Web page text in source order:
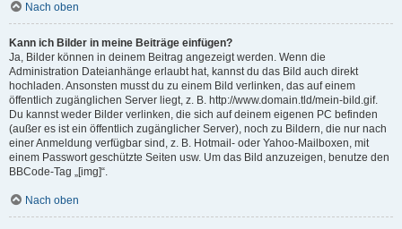
Nach oben
Kann ich Bilder in meine Beiträge einfügen?
Ja, Bilder können in deinem Beitrag angezeigt werden. Wenn die
Administration Dateianhänge erlaubt hat, kannst du das Bild auch direkt
hochladen. Ansonsten musst du zu einem Bild verlinken, das auf einem
öffentlich zugänglichen Server liegt, z. B. http://www.domain.tld/mein-bild.gif.
Du kannst weder Bilder verlinken, die sich auf deinem eigenen PC befinden
(außer es ist ein öffentlich zugänglicher Server), noch zu Bildern, die nur nach
einer Anmeldung verfügbar sind, z. B. Hotmail- oder Yahoo-Mailboxen, mit
einem Passwort geschützte Seiten usw. Um das Bild anzuzeigen, benutze den
BBCode-Tag „[img]“.
Nach oben